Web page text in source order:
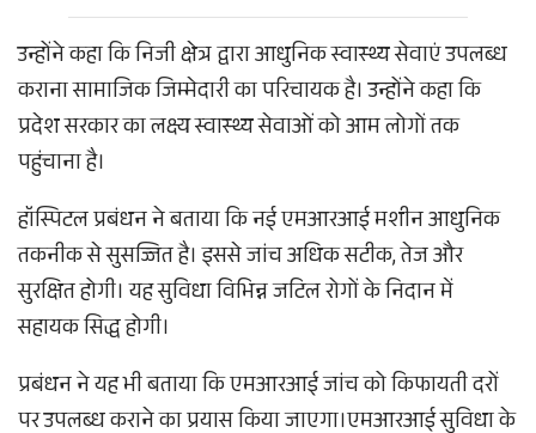
उन्होंने कहा कि निजी क्षेत्र द्वारा आधुनिक स्वास्थ्य सेवाएं उपलब्ध
कराना सामाजिक जिम्मेदारी का परिचायक है। उन्होंने कहा कि
प्रदेश सरकार का लक्ष्य स्वास्थ्य सेवाओं को आम लोगों तक
पहुंचाना है।
हॉस्पिटल प्रबंधन ने बताया कि नई एमआरआई मशीन आधुनिक
तकनीक से सुसज्जित है। इससे जांच अधिक सटीक, तेज और
सुरक्षित होगी। यह सुविधा विभिन्न जटिल रोगों के निदान में
सहायक सिद्ध होगी।
प्रबंधन ने यह भी बताया कि एमआरआई जांच को किफायती दरों
पर उपलब्ध कराने का प्रयास किया जाएगा।एमआरआई सुविधा के